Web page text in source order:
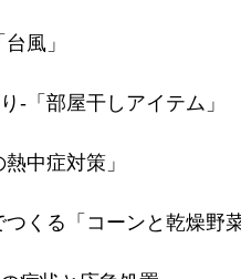
風」
-「部屋干しアイテム」
中症対策」
くる「コーンと乾燥野